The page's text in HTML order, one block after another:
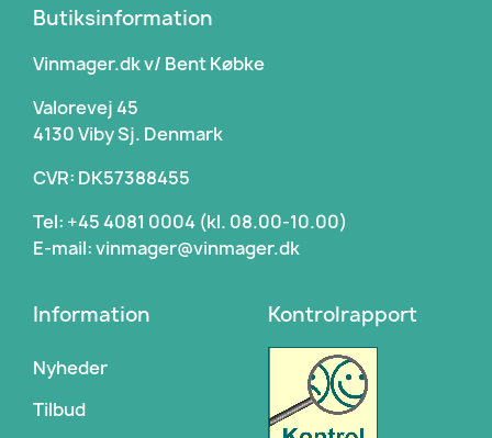
Butiksinformation
Vinmager.dk v/ Bent Købke
Valorevej 45
4130 Viby Sj. Denmark
CVR: DK57388455
Tel: +45 4081 0004 (kl. 08.00-10.00)
E-mail: vinmager@vinmager.dk
Information
Nyheder
Tilbud
Kontrolrapport